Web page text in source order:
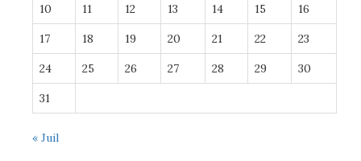
10 11 12 13 14 15 16
17 18 19 20 21 22 23
24 25 26 27 28 29 30
31
« Juil